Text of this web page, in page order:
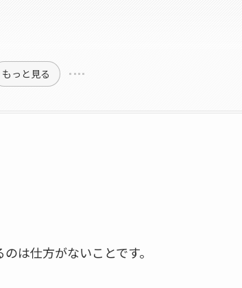
もっと見る
は仕方がないことです。